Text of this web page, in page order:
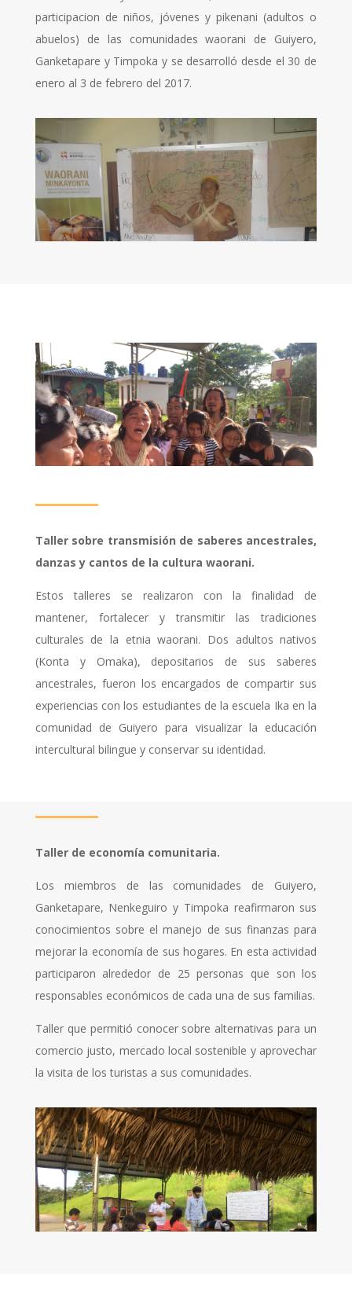
participacion de niños, jóvenes y pikenani (adultos o
abuelos) de las comunidades waorani de Guiyero,
Ganketapare y Timpoka y se desarrolló desde el 30 de
enero al 3 de febrero del 2017.
Taller sobre transmisión de saberes ancestrales,
danzas y cantos de la cultura waorani.
Estos talleres se realizaron con la finalidad de
mantener, fortalecer y transmitir las tradiciones
culturales de la etnia waorani. Dos adultos nativos
(Konta y Omaka), depositarios de sus saberes
ancestrales, fueron los encargados de compartir sus
experiencias con los estudiantes de la escuela Ika en la
comunidad de Guiyero para visualizar la educación
intercultural bilingue y conservar su identidad.
Taller de economía comunitaria.
Los miembros de las comunidades de Guiyero,
Ganketapare, Nenkeguiro y Timpoka reafirmaron sus
conocimientos sobre el manejo de sus finanzas para
mejorar la economía de sus hogares. En esta actividad
participaron alrededor de 25 personas que son los
responsables económicos de cada una de sus familias.
Taller que permitió conocer sobre alternativas para un
comercio justo, mercado local sostenible y aprovechar
la visita de los turistas a sus comunidades.